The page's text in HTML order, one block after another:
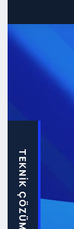
TEKNIK ÇÖZÜMLER